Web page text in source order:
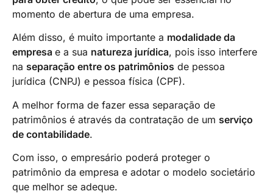
momento de abertura de uma empresa.
Além disso, é muito importante a modalidade da
empresa e a sua natureza jurídica, pois isso interfere
na separação entre os patrimônios de pessoa
jurídica (CNPJ) e pessoa física (CPF).
A melhor forma de fazer essa separação de
patrimônios é através da contratação de um serviço
de contabilidade.
Com isso, o empresário poderá proteger o
patrimônio da empresa e adotar o modelo societário
que melhor se adeque.